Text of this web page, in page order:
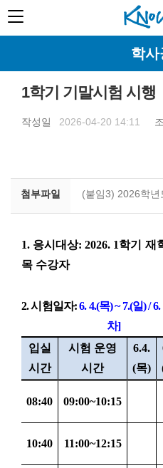
뉴스
학사
1학기 기말시험 시행
작성일 2026-04-20 14:11
첨부파일 (붙임3) 2026학년
1. 응시대상: 2026. 1학기 재
목 수강자
2.시험일자:6. 4.(목) ~ 7.(일) / 6.
차]
입실
시간
시험 운영
시간
6.4.
(목)
08:40 09:00~10:15
10:40 11:00~12:15